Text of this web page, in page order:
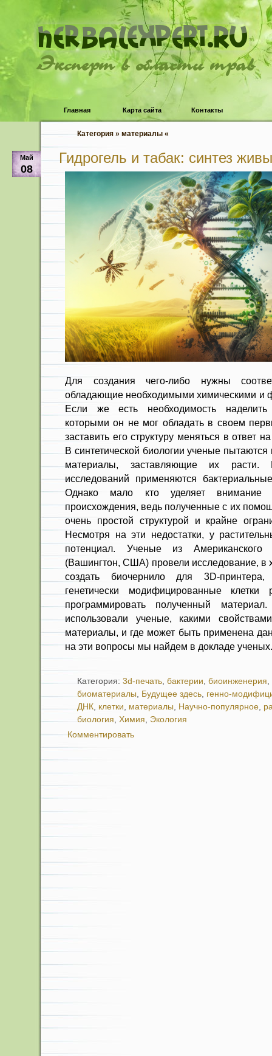
Эксперт в области трав
Главная Карта сайта Контакты
Категория » материалы «
Май
08
Гидрогель и табак: синтез
Для создания чего-либо нужны
обладающие необходимыми химическими и
Если же есть необходимость наделить
которыми он не мог обладать в своем
заставить его структуру меняться в ответ
В синтетической биологии ученые
материалы, заставляющие их расти.
исследований применяются
Однако мало кто уделяет внимание
происхождения, ведь полученные с их
очень простой структурой и крайне
Несмотря на эти недостатки, у
потенциал. Ученые из Американского
(Вашингтон, США) провели исследование, в
создать биочернило для 3D-
генетически модифицированные клетки
программировать полученный
использовали ученые, какими
материалы, и где может быть применена
на эти вопросы мы найдем в докладе
Категория: 3d-печать, бактерии, биоинженерия,
биоматериалы, Будущее здесь, генно-
ДНК, клетки, материалы, Научно-популярное,
биология, Химия, Экология
Комментировать